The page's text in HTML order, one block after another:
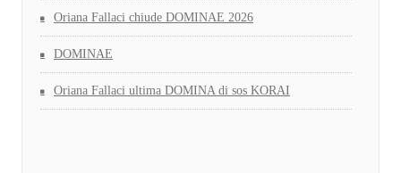
Oriana Fallaci chiude DOMINAE 2026
DOMINAE
Oriana Fallaci ultima DOMINA di sos KORAI